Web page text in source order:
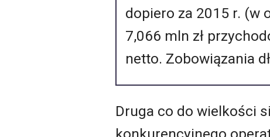
dopiero za 2015 r. (w
7,066 mln zł
netto. Zobowiązania
Druga co do wielkości